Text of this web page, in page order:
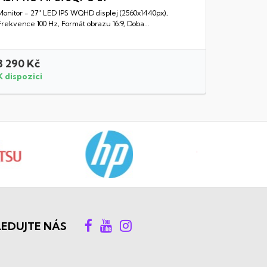
Rychlý náhled
- 27" LED IPS WQHD displej (2560x1440px),
100 Hz, Formát obrazu 16:9, Doba...
290 Kč
dispozici
NÁS